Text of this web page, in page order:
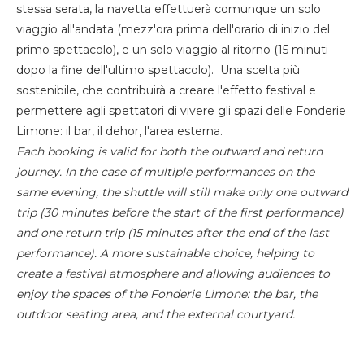
stessa serata, la navetta effettuerà comunque un solo
viaggio all'andata (mezz'ora prima dell'orario di inizio del
primo spettacolo), e un solo viaggio al ritorno (15 minuti
dopo la fine dell'ultimo spettacolo). Una scelta più
sostenibile, che contribuirà a creare l'effetto festival e
permettere agli spettatori di vivere gli spazi delle Fonderie
Limone: il bar, il dehor, l'area esterna.
Each booking is valid for both the outward and return
journey. In the case of multiple performances on the
same evening, the shuttle will still make only one outward
trip (30 minutes before the start of the first performance)
and one return trip (15 minutes after the end of the last
performance). A more sustainable choice, helping to
create a festival atmosphere and allowing audiences to
enjoy the spaces of the Fonderie Limone: the bar, the
outdoor seating area, and the external courtyard.